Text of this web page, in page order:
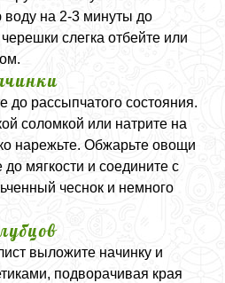
на 2-3 минуты до
слегка отбейте или
до рассыпчатого состояния.
соломкой или натрите на
нарежьте. Обжарьте овощи
мягкости и соедините с
чеснок и немного
выложите начинку и
подворачивая края